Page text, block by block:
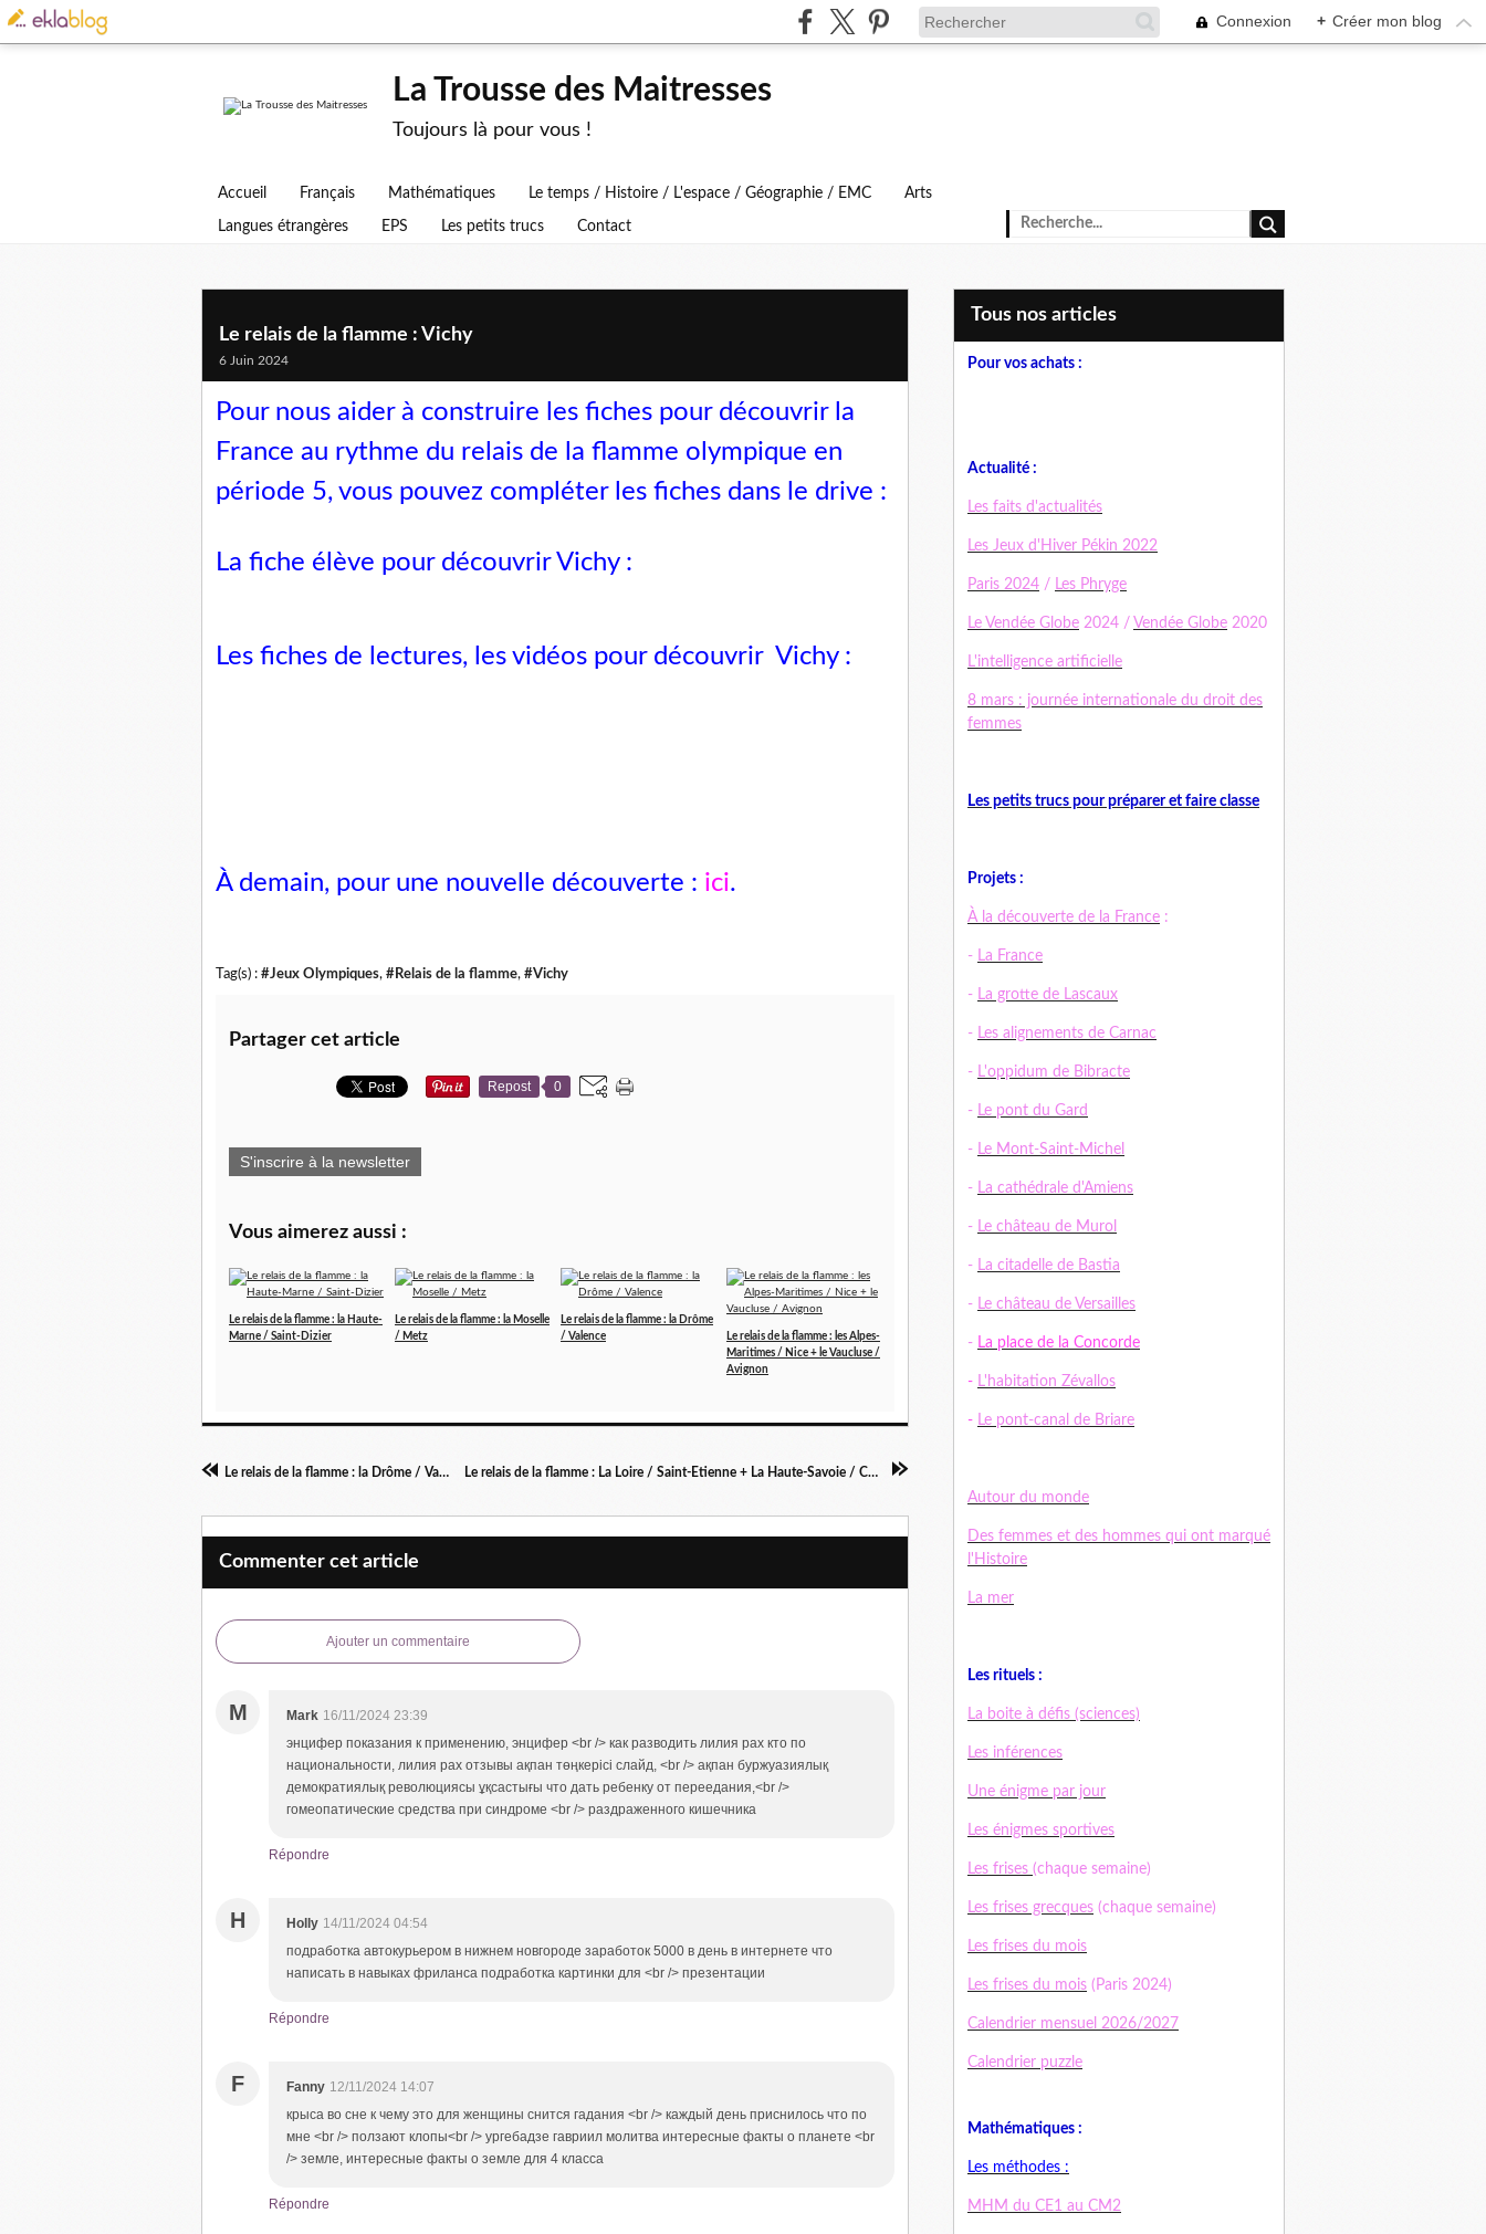
Connexion + Créer mon blog
La Trousse des Maitresses
Toujours là pour vous !
Accueil Français Mathématiques Le temps / Histoire / L'espace / Géographie / EMC Arts
Langues étrangères EPS Les petits trucs Contact
Le relais de la flamme : Vichy
6 Juin 2024
Pour nous aider à construire les fiches pour découvrir la
France au rythme du relais de la flamme olympique en
période 5, vous pouvez compléter les fiches dans le drive :
La fiche élève pour découvrir Vichy :
Les fiches de lectures, les vidéos pour découvrir Vichy:
À demain, pour une nouvelle découverte : ici.
Tag(s) : #Jeux Olympiques, #Relais de la flamme, #Vichy
Partager cet article
Repost 0
S'inscrire à la newsletter
Vous aimerez aussi :
Le relais de la flamme : la Haute-
Marne / Saint-Dizier
Le relais de la flamme : la Moselle
/ Metz
Le relais de la flamme : la Drôme
/ Valence
Le relais de la flamme : les Alpes-
Maritimes / Nice + le Vaucluse /
Avignon
Le relais de la flamme : la Drôme / Valence Le relais de la flamme : La Loire / Saint-Etienne + La Haute-Savoie / Chamonix
Commenter cet article
Ajouter un commentaire
M Mark 16/11/2024 23:39
энцифер показания к применению, энцифер <br /> как разводить лилия рах кто по
национальности, лилия рах отзывы ақпан төңкерісі слайд, <br /> ақпан буржуазиялық
демократиялық революциясы ұқсастығы что дать ребенку от переедания,<br />
гомеопатические средства при синдроме <br /> раздраженного кишечника
Répondre
H Holly 14/11/2024 04:54
подработка автокурьером в нижнем новгороде заработок 5000 в день в интернете что
написать в навыках фриланса подработка картинки для <br /> презентации
Répondre
F Fanny 12/11/2024 14:07
крыса во сне к чему это для женщины снится гадания <br /> каждый день приснилось что по
мне <br /> ползают клопы<br /> ургебадзе гавриил молитва интересные факты о планете <br
/> земле, интересные факты о земле для 4 класса
Répondre
Tous nos articles
Pour vos achats :
Actualité :
Les faits d'actualités
Les Jeux d'Hiver Pékin 2022
Paris 2024 / Les Phryge
Le Vendée Globe 2024 / Vendée Globe 2020
L'intelligence artificielle
8 mars : journée internationale du droit des
femmes
Les petits trucs pour préparer et faire classe
Projets :
À la découverte de la France :
- La France
- La grotte de Lascaux
- Les alignements de Carnac
- L'oppidum de Bibracte
- Le pont du Gard
- Le Mont-Saint-Michel
- La cathédrale d'Amiens
- Le château de Murol
- La citadelle de Bastia
- Le château de Versailles
- La place de la Concorde
- L'habitation Zévallos
- Le pont-canal de Briare
Autour du monde
Des femmes et des hommes qui ont marqué
l'Histoire
La mer
Les rituels :
La boite à défis (sciences)
Les inférences
Une énigme par jour
Les énigmes sportives
Les frises (chaque semaine)
Les frises grecques (chaque semaine)
Les frises du mois
Les frises du mois (Paris 2024)
Calendrier mensuel 2026/2027
Calendrier puzzle
Mathématiques :
Les méthodes :
MHM du CE1 au CM2